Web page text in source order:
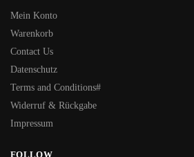
Mein Konto
Warenkorb
Contact Us
Datenschutz
Terms and Conditions#
Widerruf & Rückgabe
Impressum
FOLLOW